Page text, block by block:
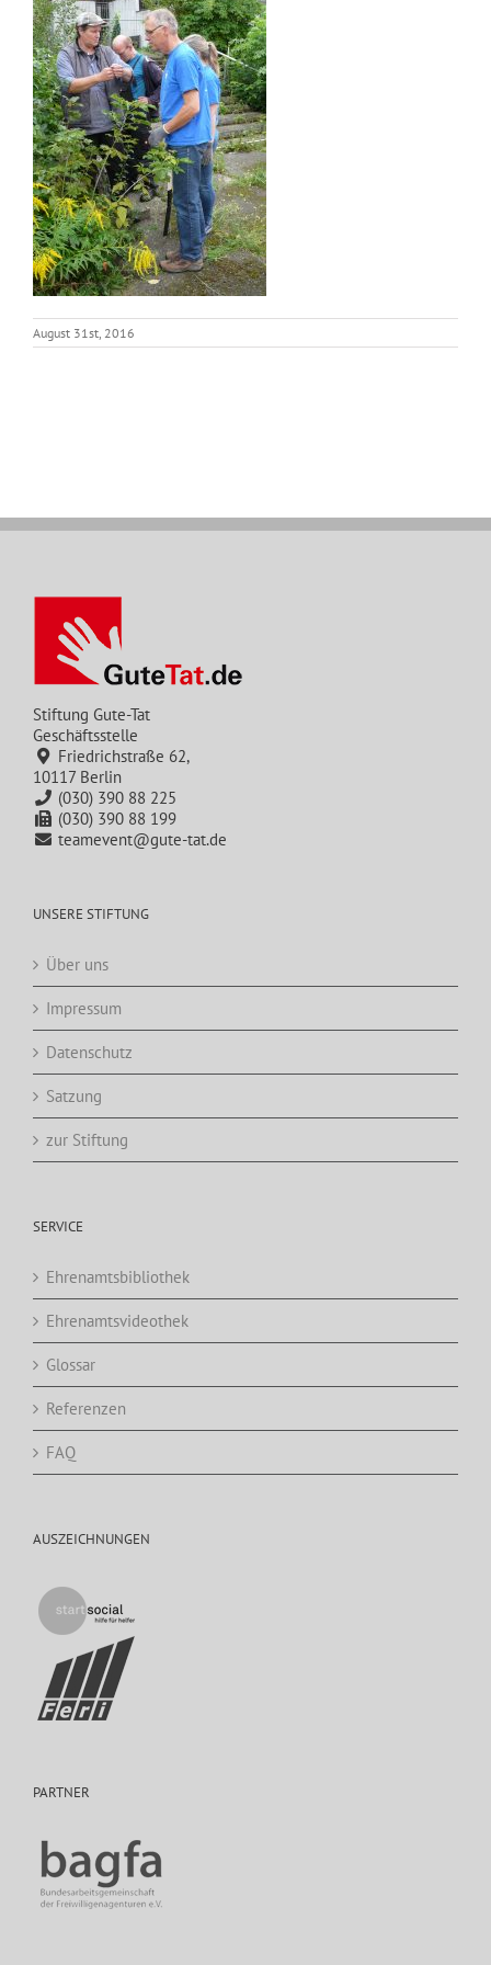
August 31st, 2016
Stiftung Gute-Tat
Geschäftsstelle
Friedrichstraße 62,
10117 Berlin
(030) 390 88 225
(030) 390 88 199
teamevent@gute-tat.de
UNSERE STIFTUNG
Über uns
Impressum
Datenschutz
Satzung
zur Stiftung
SERVICE
Ehrenamtsbibliothek
Ehrenamtsvideothek
Glossar
Referenzen
FAQ
AUSZEICHNUNGEN
PARTNER